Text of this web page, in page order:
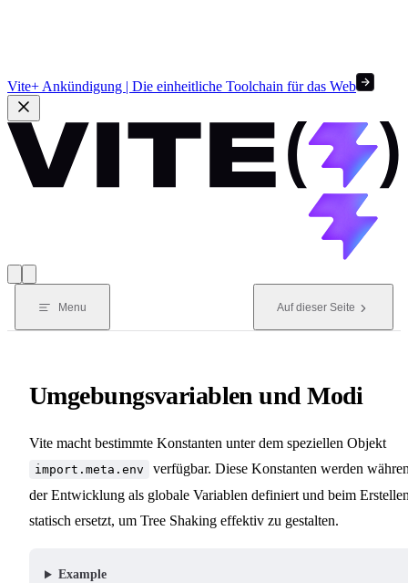
Vite+ Ankündigung | Die einheitliche Toolchain für das Web
Menu Auf dieser Seite
Umgebungsvariablen und Modi
Vite macht bestimmte Konstanten unter dem speziellen Objekt
import.meta.env
verfügbar. Diese Konstanten werden
der Entwicklung als globale Variablen definiert und beim
statisch ersetzt, um Tree Shaking effektiv zu gestalten.
Example